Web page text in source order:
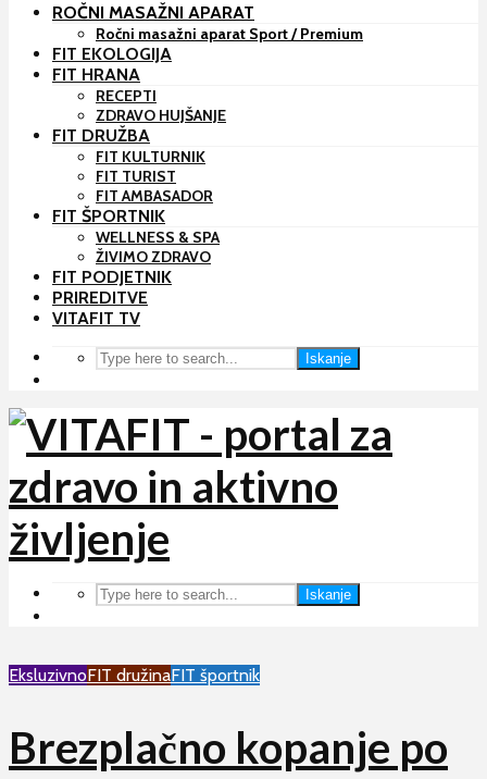
ROČNI MASAŽNI APARAT
Ročni masažni aparat Sport / Premium
FIT EKOLOGIJA
FIT HRANA
RECEPTI
ZDRAVO HUJŠANJE
FIT DRUŽBA
FIT KULTURNIK
FIT TURIST
FIT AMBASADOR
FIT ŠPORTNIK
WELLNESS & SPA
ŽIVIMO ZDRAVO
FIT PODJETNIK
PRIREDITVE
VITAFIT TV
Iskanje
Iskanje
EksluzivnoFIT družinaFIT športnik
Brezplačno kopanje po